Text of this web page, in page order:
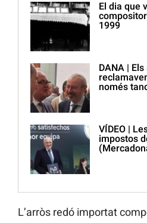
El dia que
1999
DANA |
només
VÍDEO |
impostos
L’arròs redó importat